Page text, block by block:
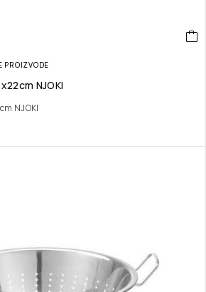
PROIZVODE
NJOKI
NJOKI